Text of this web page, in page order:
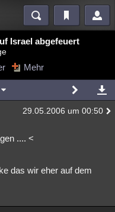
Videos
Mystery Kriminalfälle
Israel abgefeuert
Mehr
29.05.2006 um 00:50
.... <
das wir eher auf dem